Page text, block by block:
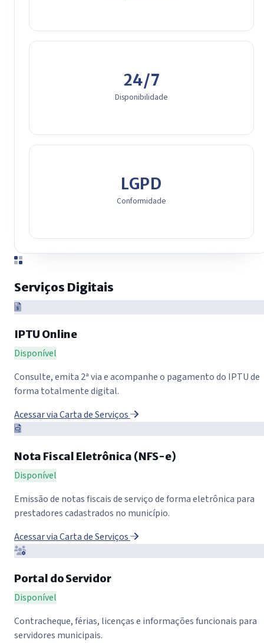
24/7
Disponibilidade
LGPD
Conformidade
Serviços Digitais
IPTU Online
Disponível
Consulte, emita 2ª via e acompanhe o pagamento do IPTU de
forma totalmente digital.
Acessar via Carta de Serviços
Nota Fiscal Eletrônica (NFS-e)
Disponível
Emissão de notas fiscais de serviço de forma eletrônica para
prestadores cadastrados no município.
Acessar via Carta de Serviços
Portal do Servidor
Disponível
Contracheque, férias, licenças e informações funcionais para
servidores municipais.